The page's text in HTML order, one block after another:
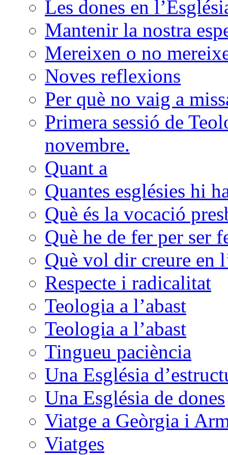
Les dones en
Mantenir la nostra
Mereixen o no
Noves reflexions
Per què no vaig a
Primera sessió de
novembre.
Quant a
Quantes esglésies hi
Què és la vocació
Què he de fer per ser
Què vol dir creure en
Respecte i radicalitat
Teologia a l’abast
Teologia a l’abast
Tingueu paciència
Una Església
Una Església de dones
Viatge a Geòrgia i
Viatges